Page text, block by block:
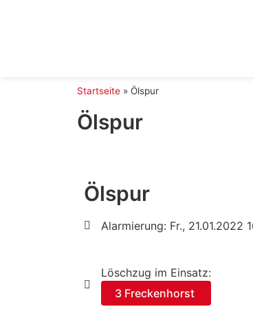
Startseite » Ölspur
Ölspur
Ölspur
Alarmierung: Fr., 21.01.2022
Löschzug im Einsatz:
3 Freckenhorst